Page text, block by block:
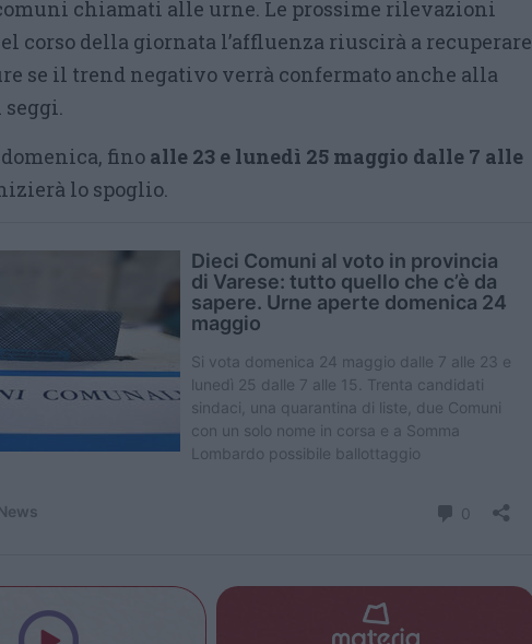
chiamati alle urne. Le prossime rilevazioni
corso della giornata l’affluenza riuscirà a recuperare
se il trend negativo verrà confermato anche alla
fino alle 23 e lunedì 25 maggio dalle 7 alle
lo spoglio.